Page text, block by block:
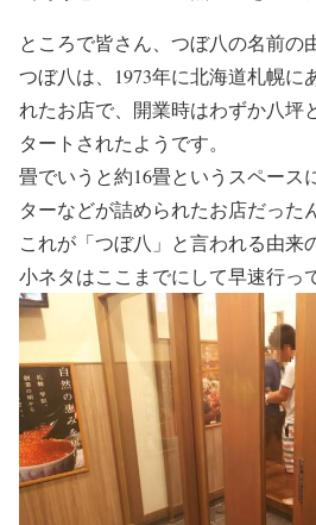
ところで皆さん、つぼ八の名前の
つぼ八は、1973年に北海道札幌に
れたお店で、開業時はわずか八坪
タートされたようです。
畳でいうと約16畳というスペース
ターなどが詰められたお店だった
これが「つぼ八」と言われる由来
小ネタはここまでにして早速行っ